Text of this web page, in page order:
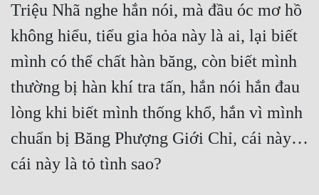
Triệu Nhã nghe hắn nói, mà đầu óc mơ hồ
không hiểu, tiểu gia hỏa này là ai, lại biết
mình có thể chất hàn băng, còn biết mình
thường bị hàn khí tra tấn, hắn nói hắn đau
lòng khi biết mình thống khổ, hắn vì mình
chuẩn bị Băng Phượng Giới Chỉ, cái này…